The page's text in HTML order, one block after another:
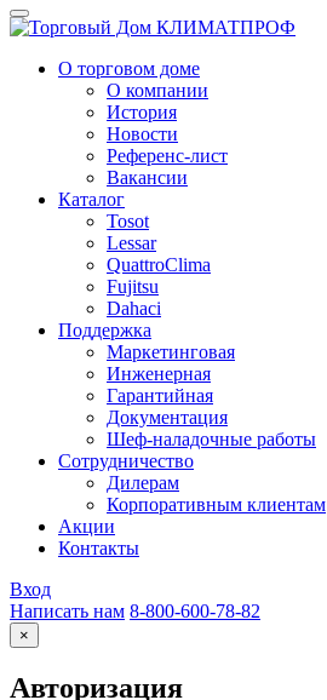
О торговом доме
О компании
История
Новости
Референс-лист
Вакансии
Каталог
Tosot
Lessar
QuattroClima
Fujitsu
Dahaci
Поддержка
Маркетинговая
Инженерная
Гарантийная
Документация
Шеф-наладочные работы
Сотрудничество
Дилерам
Корпоративным клиентам
Акции
Контакты
Вход
Написать нам 8-800-600-78-82
×
Авторизация